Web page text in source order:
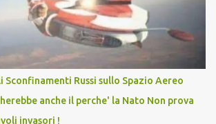
Sconfinamenti Russi sullo Spazio Aereo
anche il perche' la Nato Non prova
invasori !